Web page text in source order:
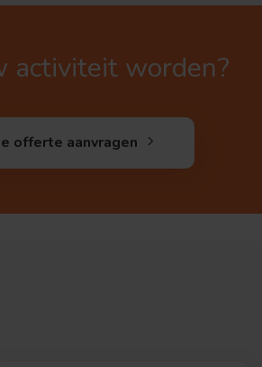
activiteit worden?
offerte aanvragen